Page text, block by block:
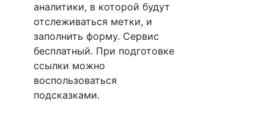
аналитики, в которой будут
отслеживаться метки, и
заполнить форму. Сервис
бесплатный. При подготовке
ссылки можно
воспользоваться
подсказками.